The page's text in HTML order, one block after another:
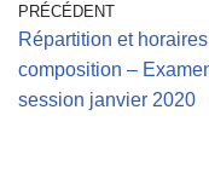
PRÉCÉDENT
Répartition et
composition –
session janvier 2020